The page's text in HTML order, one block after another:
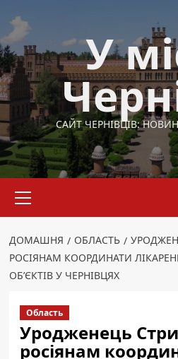
до
вмісту
У
САЙТ ЧЕРНІВЦІВ:
меню
ДОМАШНЯ ОБЛАСТЬ
РОСІЯНАМ КООРДИНАТИ
ОБ’ЄКТІВ У ЧЕРНІВЦЯХ
Область
Уродженець
росіянам